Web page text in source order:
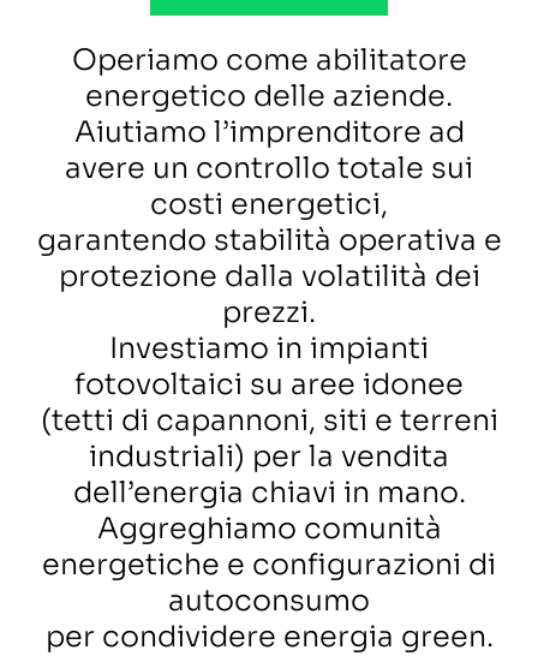
Operiamo come abilitatore
energetico delle aziende.
Aiutiamo l’imprenditore ad
avere un controllo totale sui
costi energetici,
garantendo stabilità operativa e
protezione dalla volatilità dei
prezzi.
Investiamo in impianti
fotovoltaici su aree idonee
(tetti di capannoni, siti e terreni
industriali) per la vendita
dell’energia chiavi in mano.
Aggreghiamo comunità
energetiche e configurazioni di
autoconsumo
per condividere energia green.